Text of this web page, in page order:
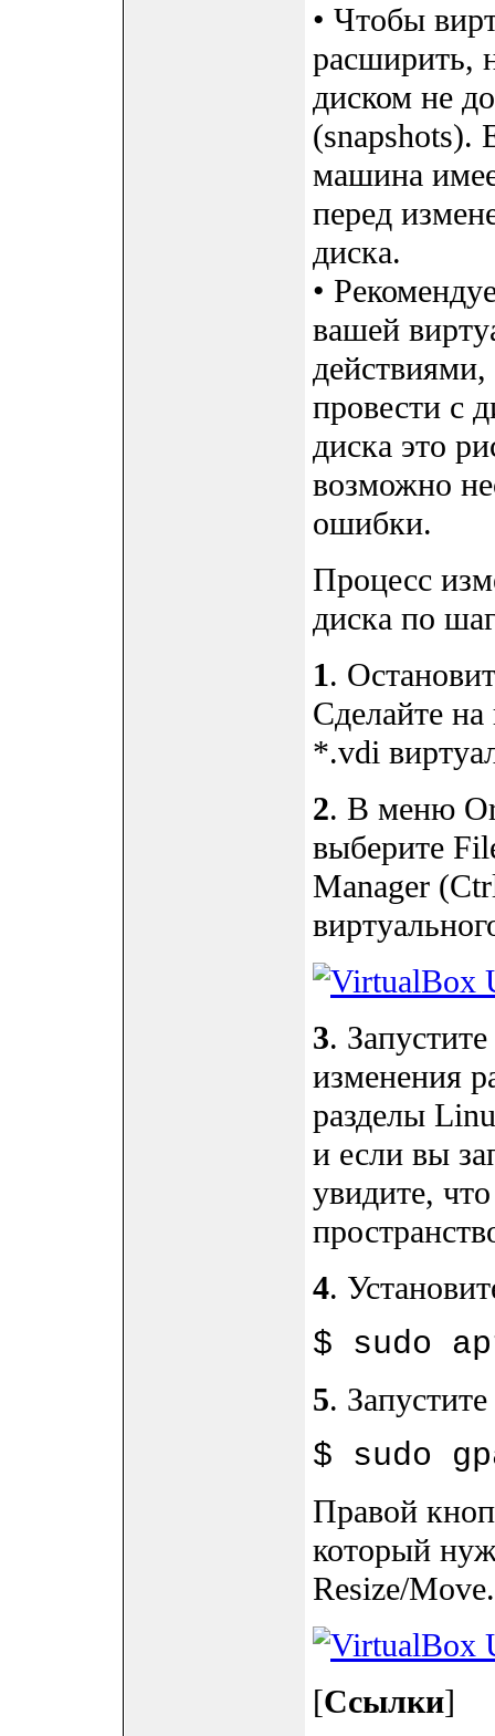
• Чтобы
расширить,
диском не
(snapshots).
машина
перед
диска.
•
вашей
действиями,
провести с
диска это
возможно
ошибки.
Процесс
диска по
1.
Сделайте
*.vdi
2. В меню
выберите
Manager
3.
изменения
разделы
и если вы
увидите,
4.
$ sudo
5.
$ sudo
Правой
который
Resize/Move.
[Ссылки]